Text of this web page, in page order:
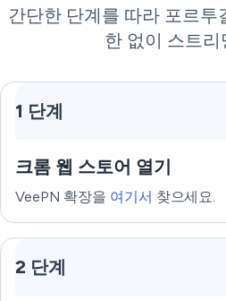
간단한 단계를 따라 포르투
한 없이 스트리
1 단계
크롬 웹 스토어 열기
VeePN 확장을 여기서 찾으세요.
2 단계